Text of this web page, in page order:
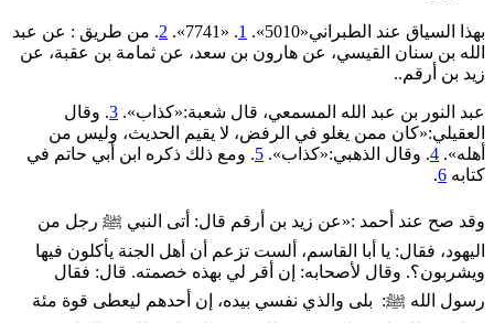
بهذا السياق عند الطبراني«5010». 1
. «7741».
2. من طريق : عن عبد
الله بن سنان القيسي، عن هارون بن سعد، عن ثمامة بن عقبة، عن
زيد بن أرقم..
عبد النور بن عبد الله المسمعي، قال شعبة:«كذاب». 3. وقال
العقيلي:«كان ممن يغلو في الرفض، لا يقيم الحديث، وليس من
أهله». 4. وقال الذهبي:«كذاب». 5. ومع ذلك ذكره ابن أبي حاتم في
كتابه 6
.
وقد صح عند أحمد :«عن زيد بن أرقم قال: أتى النبي ﷺ رجل من
اليهود، فقال: يا أبا القاسم، ألست تزعم أن أهل الجنة ‌يأكلون ‌فيها
‌ويشربون؟. وقال لأصحابه: إن أقر لي بهذه خصمته. قال: فقال
رسول الله ﷺ: بلى والذي نفسي بيده، إن أحدهم ليعطى قوة مئة